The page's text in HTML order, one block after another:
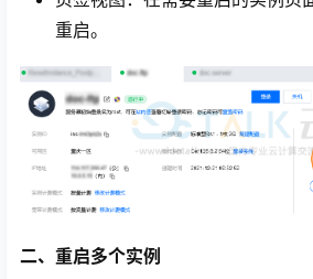
重启。
二、重启多个实例